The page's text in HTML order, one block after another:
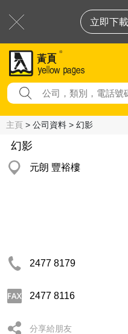
立即下
主頁 > 公司資料 > 幻影
幻影
元朗 豐裕樓
2477 8179
2477 8116
分享給朋友